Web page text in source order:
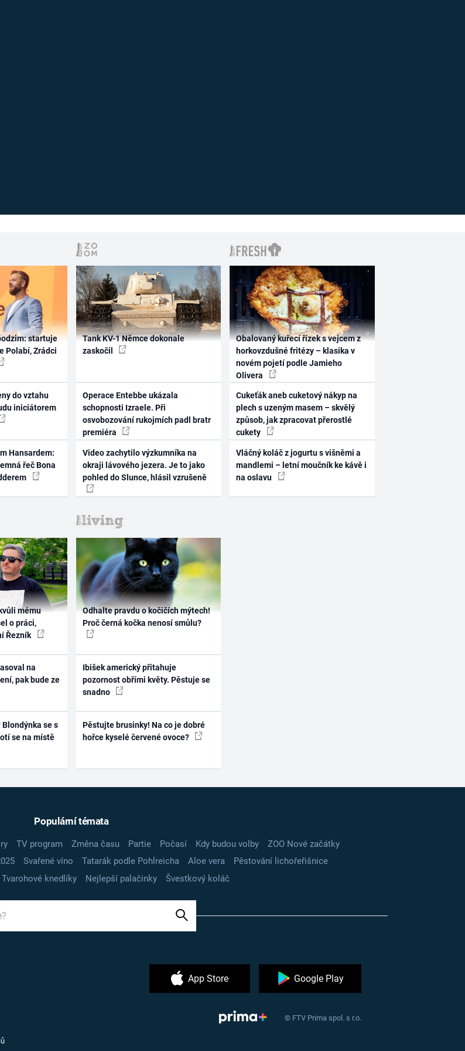
startuje
Polabí, Zrádci
do vztahu
iniciátorem
Hansardem:
řeč Bona
Tank KV-1 Němce dokonale
zaskočil
Operace Entebbe ukázala
schopnosti Izraele. Při
osvobozování rukojmích padl bratr
premiéra
Video zachytilo výzkumníka na
okraji lávového jezera. Je to jako
pohled do Slunce, hlásil vzrušeně
Obalovaný kuřecí řízek s vejcem z
horkovzdušné fritézy – klasika v
novém pojetí podle Jamieho
Olivera
Cukeťák aneb cuketový nákyp na
plech s uzeným masem – skvělý
způsob, jak zpracovat přerostlé
cukety
Vláčný koláč z jogurtu s višněmi a
mandlemi – letní moučník ke kávě i
na oslavu
mému
o práci,
Řezník
na
pak bude ze
Blondýnka se s
se na místě
Odhalte pravdu o kočičích mýtech!
Proč černá kočka nenosí smůlu?
Ibišek americký přitahuje
pozornost obřími květy. Pěstuje se
snadno
Pěstujte brusinky! Na co je dobré
hořce kyselé červené ovoce?
Populární témata
TV program Změna času Partie Počasí Kdy budou volby
ZOO Nové začátky
Svařené víno Tatarák podle Pohlreicha Aloe vera
Pěstování lichořeřišnice
Tvarohové knedlíky Nejlepší palačinky Švestkový koláč
App Store Google Play
© FTV Prima spol. s r.o.